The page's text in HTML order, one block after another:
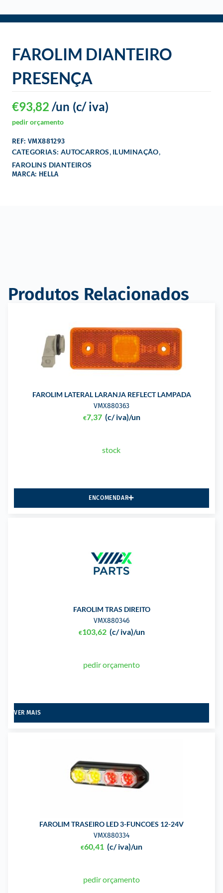
FAROLIM DIANTEIRO
PRESENÇA
€93,82 (c/ iva)
/un
pedir orçamento
REF: VMX881293
CATEGORIAS: AUTOCARROS, ILUMINAÇÃO,
FAROLINS DIANTEIROS
MARCA: HELLA
Produtos Relacionados
FAROLIM LATERAL LARANJA REFLECT LAMPADA
VMX880363
€7,37 (c/ iva)/un
stock
ENCOMENDAR
FAROLIM TRAS DIREITO
VMX880346
€103,62 (c/ iva)/un
pedir orçamento
VER MAIS
FAROLIM TRASEIRO LED 3-FUNCOES 12-24V
VMX880334
€60,41 (c/ iva)/un
pedir orçamento